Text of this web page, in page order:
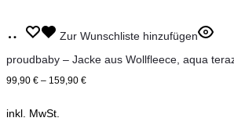
der
Produktseite
gewählt
Ausführung
wählen
Dieses
Varianten
Zur Wunschliste hinzufügen
proudbaby – Jacke aus Wollfleece, aqua
99,90 € – 159,90 €
inkl. MwSt.